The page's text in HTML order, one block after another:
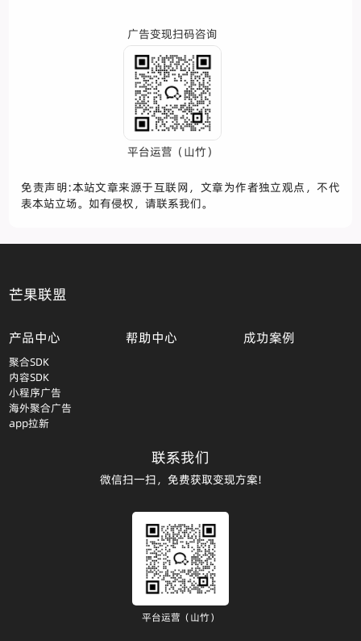
广告变现扫码咨询
平台运营（山竹）
免责声明:本站文章来源于互联网，文章为作者独立观点，不代
表本站立场。如有侵权，请联系我们。
芒果联盟
产品中心
聚合SDK
内容SDK
小程序广告
海外聚合广告
app拉新
帮助中心 成功案例
联系我们
微信扫一扫，免费获取变现方案!
平台运营（山竹）